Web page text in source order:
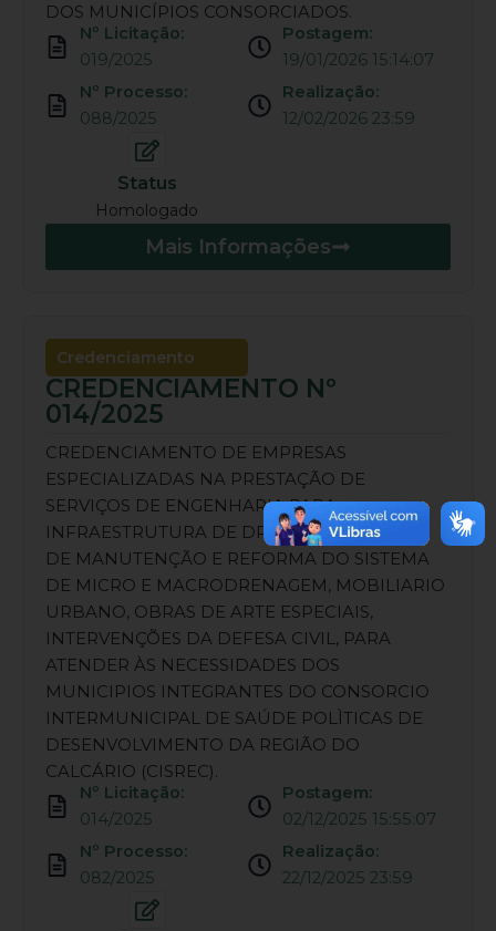
DOS MUNICÍPIOS CONSORCIADOS.
Nº Licitação:
019/2025
Nº Processo:
088/2025
Postagem:
19/01/2026 15:14:07
Realização:
12/02/2026 23:59
Status
Homologado
Mais Informações
Credenciamento
CREDENCIAMENTO Nº
014/2025
CREDENCIAMENTO DE EMPRESAS
ESPECIALIZADAS NA PRESTAÇÃO DE
SERVIÇOS DE ENGENHARIA PARA
INFRAESTRUTURA DE DRENAGEM, SERVIÇO
DE MANUTENÇÃO E REFORMA DO SISTEMA
DE MICRO E MACRODRENAGEM, MOBILIARIO
URBANO, OBRAS DE ARTE ESPECIAIS,
INTERVENÇÕES DA DEFESA CIVIL, PARA
ATENDER ÀS NECESSIDADES DOS
MUNICIPIOS INTEGRANTES DO CONSORCIO
INTERMUNICIPAL DE SAÚDE POLÌTICAS DE
DESENVOLVIMENTO DA REGIÃO DO
CALCÁRIO (CISREC).
Nº Licitação:
014/2025
Nº Processo:
082/2025
Postagem:
02/12/2025 15:55:07
Realização:
22/12/2025 23:59